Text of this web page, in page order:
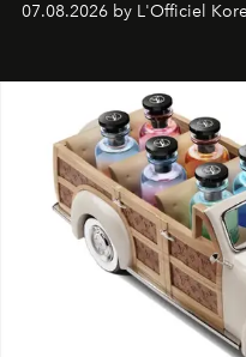
07.08.2026 by L'Officiel